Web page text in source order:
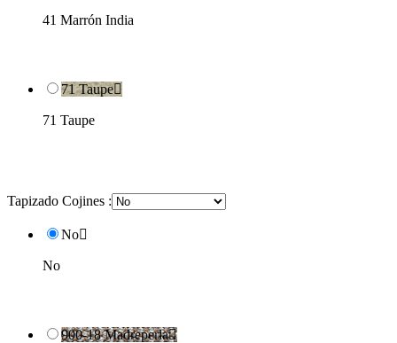
41 Marrón India
71 Taupe
71 Taupe
Tapizado Cojines :
No
No
900-18 Madreperla